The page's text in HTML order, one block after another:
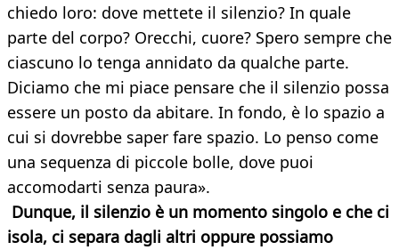
chiedo loro: dove mettete il silenzio? In quale
parte del corpo? Orecchi, cuore? Spero sempre che
ciascuno lo tenga annidato da qualche parte.
Diciamo che mi piace pensare che il silenzio possa
essere un posto da abitare. In fondo, è lo spazio a
cui si dovrebbe saper fare spazio. Lo penso come
una sequenza di piccole bolle, dove puoi
accomodarti senza paura».
Dunque, il silenzio è un momento singolo e che ci
isola, ci separa dagli altri oppure possiamo